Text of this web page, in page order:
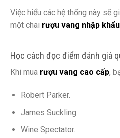
Việc hiểu các hệ thống này sẽ
một chai rượu vang nhập khẩu
Học cách đọc điểm đánh giá
Khi mua rượu vang cao cấp,
Robert Parker.
James Suckling.
Wine Spectator.